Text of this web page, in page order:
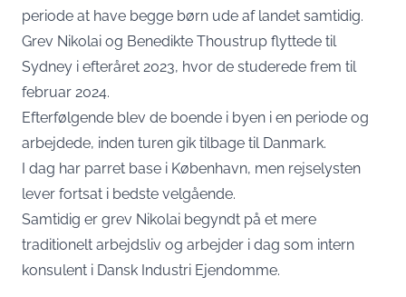
periode at have begge børn ude af landet samtidig.
Grev Nikolai og Benedikte Thoustrup flyttede til
Sydney i efteråret 2023, hvor de studerede frem til
februar 2024.
Efterfølgende blev de boende i byen i en periode og
arbejdede, inden turen gik tilbage til Danmark.
I dag har parret base i København, men rejselysten
lever fortsat i bedste velgående.
Samtidig er grev Nikolai begyndt på et mere
traditionelt arbejdsliv og arbejder i dag som intern
konsulent i Dansk Industri Ejendomme.